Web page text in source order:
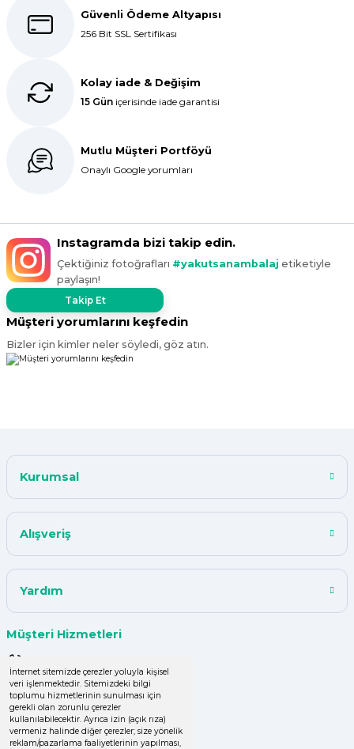
İnternet sitemizde çerezler yoluyla kişisel
veri işlenmektedir. Sitemizdeki bilgi
toplumu hizmetlerinin sunulması için
gerekli olan zorunlu çerezler
kullanılabilecektir. Ayrıca izin (açık rıza)
vermeniz halinde diğer çerezler; size yönelik
reklam/pazarlama faaliyetlerinin yapılması,
Bir önceki siparişim sorunsuz geldi
tek sorun bantlı Jelatin 40x60 olan
hızlı kargo içinde teşekkürler
Maşallah Kara | 15/03/2025
kargo hızlı çıkıyor x firma da
fiyatlar daha uygundu ama kalite
yoktu bu kalitede uygunluğa
G... T... | 19/12/2024
Süper hızlı geldi
Ürünler tam istediğim gibi
F... K... | 10/11/2024
Çok iyi.
çok başarılı
UPHİLL PETHOUSE | 04/06/2024
Uzun süredir alışveriş yapıyorum
herşey çok iyi kalite ve fiyatları
uygun .Ana son siparişimde ürün
eksik çıktı
GÜLDEN DEMİRCİ | 16/04/2024
Kolay işlem, hızlı sipariş oluşturma,
hızlı kargo
Güvenli Ödeme Altyapısı
256 Bit SSL Sertifikası
Kolay iade & Değişim
15 Gün içerisinde iade garantisi
Mutlu Müşteri Portföyü
Onaylı Google yorumları
Instagramda bizi takip edin.
Çektiğiniz fotoğrafları #yakutsanambalaj etiketiyle
paylaşın!
Takip Et
Müşteri yorumlarını keşfedin
Bizler için kimler neler söyledi, göz atın.
Kurumsal
Alışveriş
Yardım
Müşteri Hizmetleri
0 (536) 060 16 65
info@yakutsanambalaj.com.tr
İletişim Bilgilerimiz